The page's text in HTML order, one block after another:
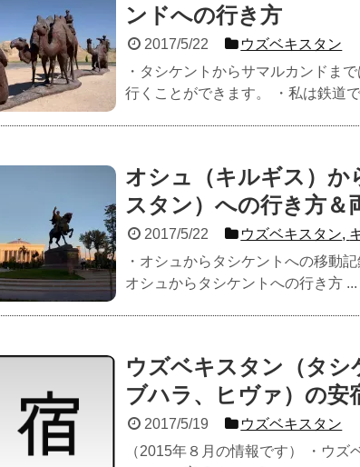
ンドへの行き方
2017/5/22
ウズベキスタン
・タシケントからサマルカンドま
行くことができます。 ・私は鉄道
オシュ（キルギス）か
スタン）への行き方＆
2017/5/22 ウズベキスタン,
・オシュからタシケントへの移動
オシュからタシケントへの行き方 ...
ウズベキスタン（タシ
ブハラ、ヒヴァ）の安
2017/5/19
ウズベキスタン
（2015年８月の情報です） ・ウ